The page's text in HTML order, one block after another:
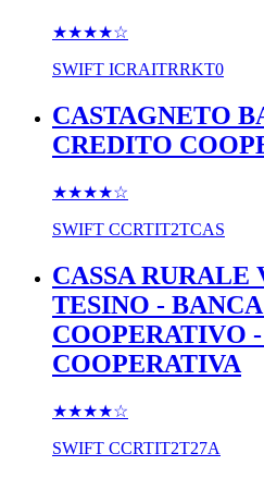
★★★★☆
SWIFT ICRAITRRKT0
CASTAGNETO
CREDITO
★★★★☆
SWIFT CCRTIT2TCAS
CASSA RURALE
TESINO -
COOPERATIVO
COOPERATIVA
★★★★☆
SWIFT CCRTIT2T27A